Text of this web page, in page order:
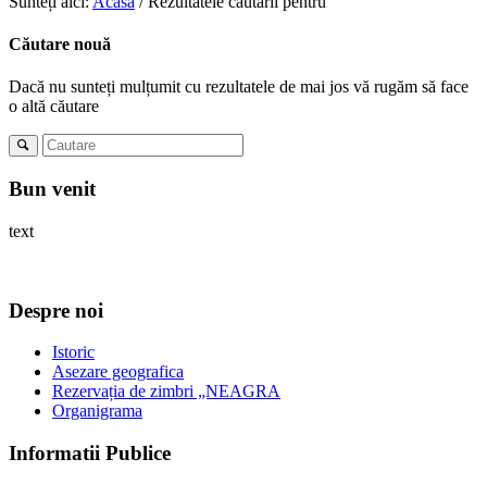
Căutare nouă
Dacă nu sunteți mulțumit cu rezultatele de mai jos vă rugăm să face
o altă căutare
Bun venit
text
Despre noi
Istoric
Asezare geografica
Rezervația de zimbri „NEAGRA
Organigrama
Informatii Publice